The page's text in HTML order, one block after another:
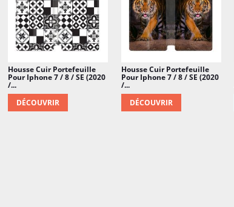
Housse Cuir Portefeuille
Pour Iphone 7 / 8 / SE (2020
/...
DÉCOUVRIR
Housse Cuir Portefeuille
Pour Iphone 7 / 8 / SE (2020
/...
DÉCOUVRIR